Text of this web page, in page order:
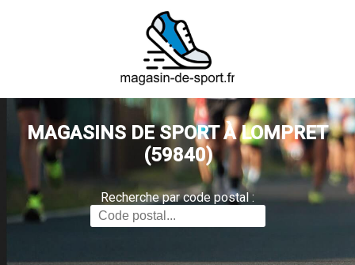
MAGASINS DE SPORT À LOMPRET
(59840)
Recherche par code postal :